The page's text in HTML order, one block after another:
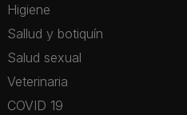
Higiene
Sallud y botiquín
Salud sexual
Veterinaria
COVID 19